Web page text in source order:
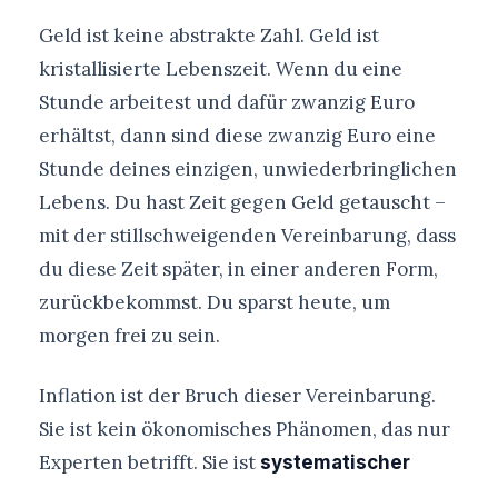
Geld ist keine abstrakte Zahl. Geld ist
kristallisierte Lebenszeit. Wenn du eine
Stunde arbeitest und dafür zwanzig Euro
erhältst, dann sind diese zwanzig Euro eine
Stunde deines einzigen, unwiederbringlichen
Lebens. Du hast Zeit gegen Geld getauscht –
mit der stillschweigenden Vereinbarung, dass
du diese Zeit später, in einer anderen Form,
zurückbekommst. Du sparst heute, um
morgen frei zu sein.
Inflation ist der Bruch dieser Vereinbarung.
Sie ist kein ökonomisches Phänomen, das nur
Experten betrifft. Sie ist systematischer